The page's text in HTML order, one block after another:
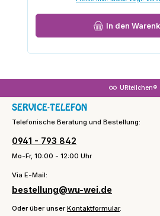
In den
URteilchen®
SERVICE-TELEFON
Telefonische Beratung und Bestellung:
0941 - 793 842
Mo-Fr, 10:00 - 12:00 Uhr
Via E-Mail:
bestellung@wu-wei.de
Oder über unserKontaktformular.